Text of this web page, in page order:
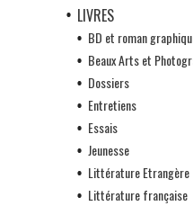
LIVRES
BD et roman
Beaux Arts et
Dossiers
Entretiens
Essais
Jeunesse
Littérature Etrangère
Littérature française